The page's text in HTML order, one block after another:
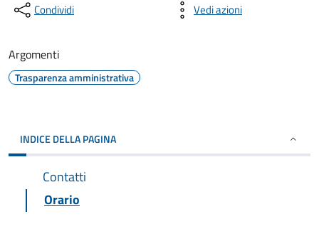
Condividi Vedi azioni
Argomenti
Trasparenza amministrativa
INDICE DELLA PAGINA
Contatti
Orario